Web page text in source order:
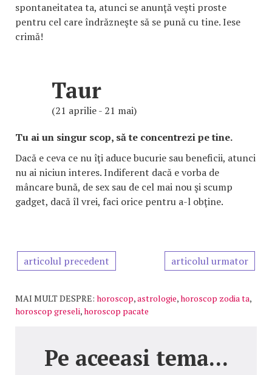
spontaneitatea ta, atunci se anunţă veşti proste
pentru cel care îndrăzneşte să se pună cu tine. Iese
crimă!
Taur
(21 aprilie - 21 mai)
Tu ai un singur scop, să te concentrezi pe tine.
Dacă e ceva ce nu îţi aduce bucurie sau beneficii, atunci
nu ai niciun interes. Indiferent dacă e vorba de
mâncare bună, de sex sau de cel mai nou şi scump
gadget, dacă îl vrei, faci orice pentru a-l obţine.
articolul precedent articolul urmator
MAI MULT DESPRE: horoscop,astrologie,horoscop zodia ta,
horoscop greseli,horoscop pacate
Pe aceeasi tema...